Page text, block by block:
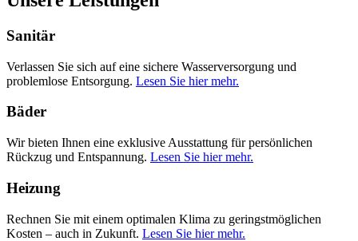
Sanitär
Verlassen Sie sich auf eine sichere Wasserversorgung und
problemlose Entsorgung. Lesen Sie hier mehr.
Bäder
Wir bieten Ihnen eine exklusive Ausstattung für persönlichen
Rückzug und Entspannung. Lesen Sie hier mehr.
Heizung
Rechnen Sie mit einem optimalen Klima zu geringstmöglichen
Kosten – auch in Zukunft. Lesen Sie hier mehr.